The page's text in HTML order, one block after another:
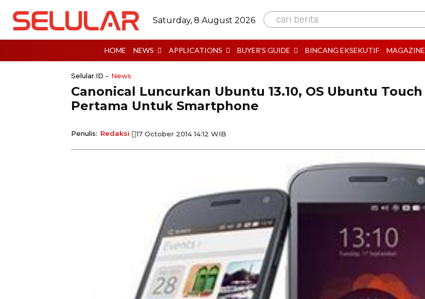
Saturday, 8 August 2026 cari berita
HOME NEWS APPLICATIONS BUYER’S GUIDE BINCANG EKSEKUTIF MAGAZINE
Selular.ID - News
Canonical Luncurkan Ubuntu 13.10, OS Ubuntu Touch
Pertama Untuk Smartphone
Penulis: Redaksi 17 October 2014 14:12 WIB